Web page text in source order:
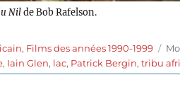
Nilde Bob Rafelson.
, Films des années 1990-1999
, Iain Glen, lac, Patrick Bergin,tribu